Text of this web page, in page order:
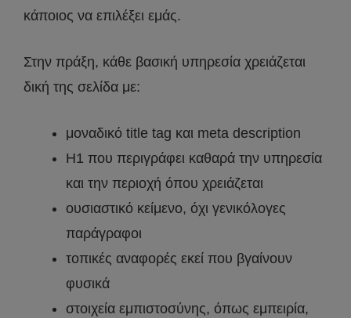
κάποιος να επιλέξει εμάς.
Στην πράξη, κάθε βασική υπηρεσία χρειάζεται
δική της σελίδα με:
μοναδικό title tag και meta description
H1 που περιγράφει καθαρά την υπηρεσία
και την περιοχή όπου χρειάζεται
ουσιαστικό κείμενο, όχι γενικόλογες
παράγραφοι
τοπικές αναφορές εκεί που βγαίνουν
φυσικά
στοιχεία εμπιστοσύνης, όπως εμπειρία,